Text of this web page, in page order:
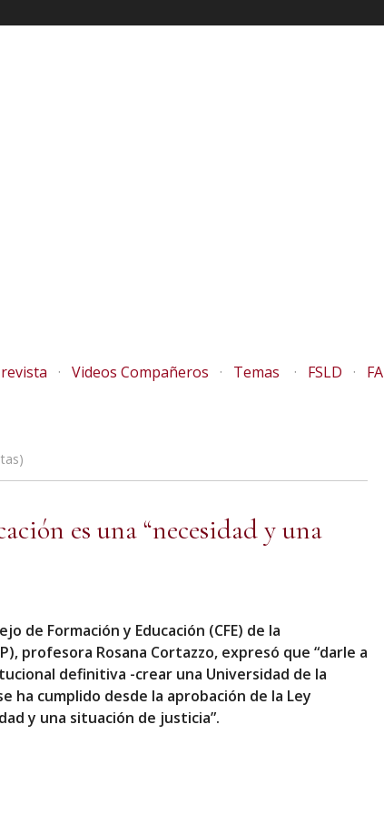
Videos Compañeros Temas FSLD FA
es una “necesidad y una
de Formación y Educación (CFE) de la
profesora Rosana Cortazzo, expresó que “darle a
definitiva -crear una Universidad de la
ha cumplido desde la aprobación de la Ley
y una situación de justicia”.